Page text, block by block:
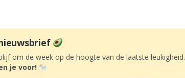
om de week op de hoogte van de laatste leukigheid.
je voor!